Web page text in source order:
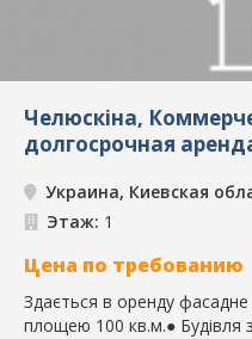
Челюскіна,
долгосрочная
Украина, Киевская
Этаж: 1
Цена по требованию
Здається в оренду
площею 100 кв.м.● Будівля